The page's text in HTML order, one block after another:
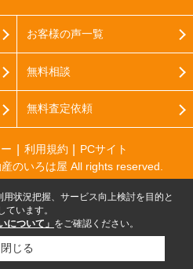
お客様の声一覧
無料相談
無料査定依頼
利用規約
PCサイト
のいろは屋 All rights reserved.
状況把握、サービス向上検討を目的と
います。
について」 をご確認ください。
閉じる